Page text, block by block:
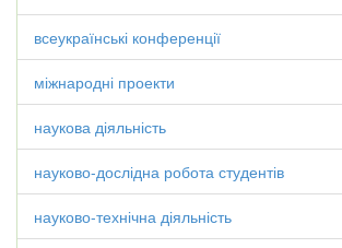
всеукраїнські конференції
міжнародні проекти
наукова діяльність
науково-дослідна робота студентів
науково-технічна діяльність